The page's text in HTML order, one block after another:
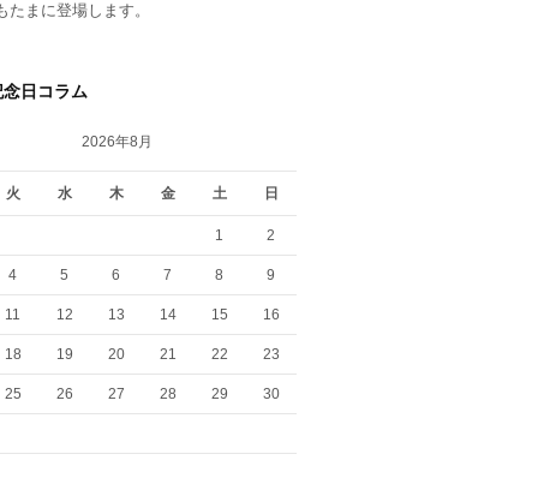
たまに登場します。
日コラム
2026年8月
火 水 木 金 土 日
1 2
4 5 6 7 8 9
11 12 13 14 15 16
18 19 20 21 22 23
25 26 27 28 29 30